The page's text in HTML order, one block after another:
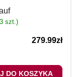
szt.)
279.99zł
DO KOSZYKA